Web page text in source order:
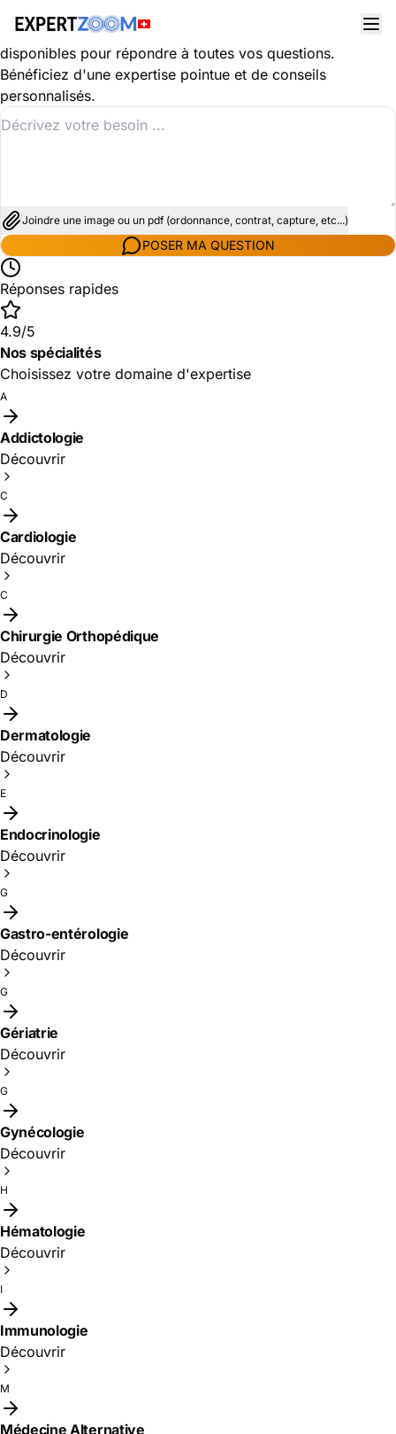
Découvrez les spécialités dans le domaine Santé
Nos experts Santé sont des professionnels qualifiés,
disponibles pour répondre à toutes vos questions.
Bénéficiez d'une expertise pointue et de conseils
personnalisés.
Joindre une image ou un pdf (ordonnance, contrat, capture, etc...)
POSER MA QUESTION
Réponses rapides
4.9/5
Nos spécialités
Choisissez votre domaine d'expertise
A
Addictologie
Découvrir
C
Cardiologie
Découvrir
C
Chirurgie Orthopédique
Découvrir
D
Dermatologie
Découvrir
E
Endocrinologie
Découvrir
G
Gastro-entérologie
Découvrir
G
Gériatrie
Découvrir
G
Gynécologie
Découvrir
H
Hématologie
Découvrir
I
Immunologie
Découvrir
M
Médecine Alternative